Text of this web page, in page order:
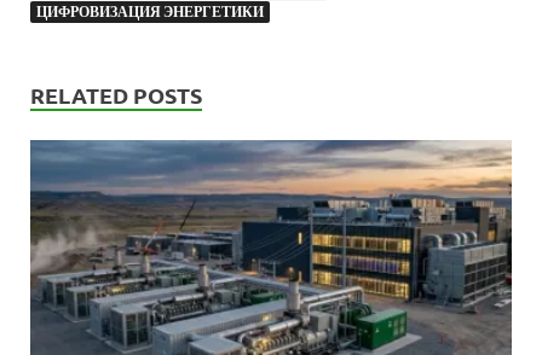
ЦИФРОВИЗАЦИЯ ЭНЕРГЕТИКИ
RELATED POSTS